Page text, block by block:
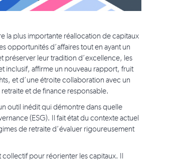
la plus importante réallocation de capitaux
opportunités d’affaires tout en ayant un
préserver leur tradition d’excellence, les
inclusif, affirme un nouveau rapport, fruit
et d’une étroite collaboration avec un
et de finance responsable.
outil inédit qui démontre dans quelle
(ESG). Il fait état du contexte actuel
de retraite d’évaluer rigoureusement
pour réorienter les capitaux. Il